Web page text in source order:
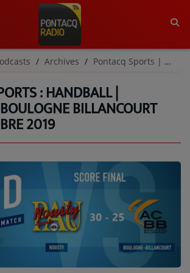
?
?
2026/2027
Archives Pontacq Sports | Archives
: HANDBALL |
BILLANCOURT
2019